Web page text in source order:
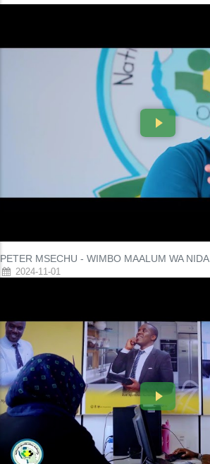
PETER MSECHU - WIMBO MAALUM WA NIDA
2024-11-01